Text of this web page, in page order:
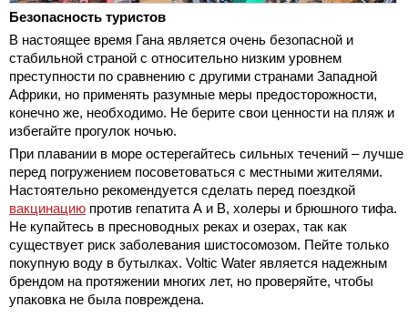
Безопасность туристов
В настоящее время Гана является очень безопасной и
стабильной страной с относительно низким уровнем
преступности по сравнению с другими странами Западной
Африки, но применять разумные меры предосторожности,
конечно же, необходимо. Не берите свои ценности на пляж и
избегайте прогулок ночью.
При плавании в море остерегайтесь сильных течений – лучше
перед погружением посоветоваться с местными жителями.
Настоятельно рекомендуется сделать перед поездкой
вакцинацию против гепатита А и В, холеры и брюшного тифа.
Не купайтесь в пресноводных реках и озерах, так как
существует риск заболевания шистосомозом. Пейте только
покупную воду в бутылках. Voltic Water является надежным
брендом на протяжении многих лет, но проверяйте, чтобы
упаковка не была повреждена.